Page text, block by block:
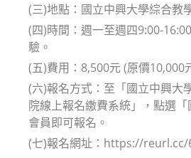
(三)地點：國立中興大學綜合教
(四)時間：週一至週四9:00-
驗。
(五)費用：8,500元 (原價10,000
(六)報名方式：至「國立中興大
院線上報名繳費系統」，點選
會員即可報名。
(七)報名網址：https://reurl.cc/